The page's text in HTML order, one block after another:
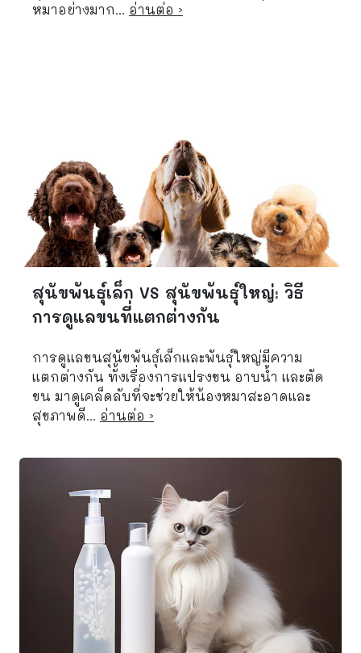
หมาอย่างมาก... อ่านต่อ ›
สุนัขพันธุ์เล็ก VS สุนัขพันธุ์ใหญ่: วิธี
การดูแลขนที่แตกต่างกัน
การดูแลขนสุนัขพันธุ์เล็กและพันธุ์ใหญ่มีความ
แตกต่างกัน ทั้งเรื่องการแปรงขน อาบน้ำ และตัด
ขน มาดูเคล็ดลับที่จะช่วยให้น้องหมาสะอาดและ
สุขภาพดี... อ่านต่อ ›